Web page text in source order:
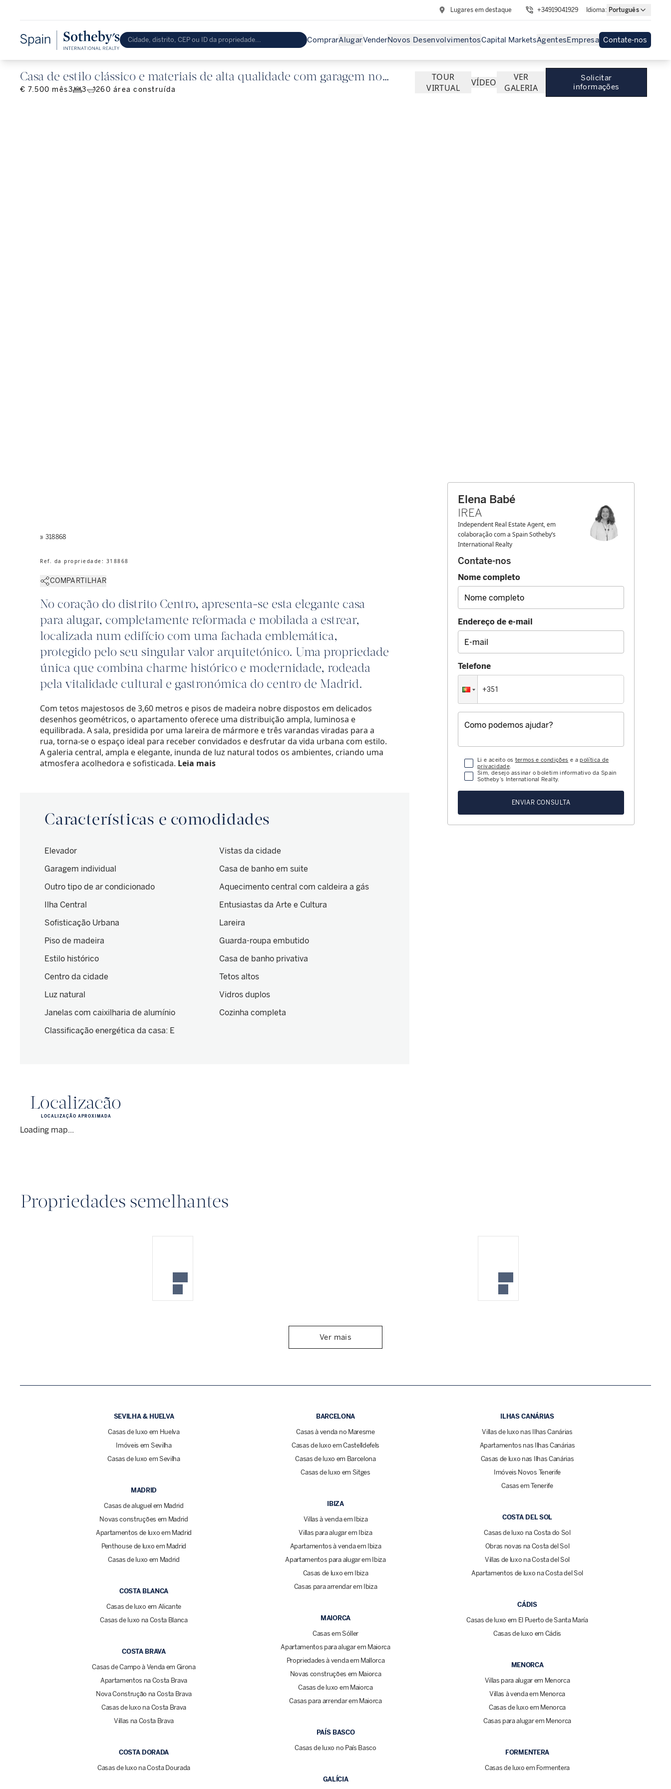
Lugares em destaque +34919041929 Idioma: Português
ComprarAlugarVenderNovos DesenvolvimentosCapital MarketsAgentesEmpresa Contate-nos
Casa de estilo clássico e materiais de alta qualidade com garagem no
Centro.
€ 7.500 mês3 3 260 área construída
TOUR
VIRTUAL
VÍDEO
VER
GALERIA
Solicitar
informações
» 318868
Ref. da propriedade : 318868
COMPARTILHAR
No coração do distrito Centro, apresenta-se esta elegante casa
para alugar, completamente reformada e mobilada a estrear,
localizada num edifício com uma fachada emblemática,
protegido pelo seu singular valor arquitetónico. Uma propriedade
única que combina charme histórico e modernidade, rodeada
pela vitalidade cultural e gastronómica do centro de Madrid.
Com tetos majestosos de 3,60 metros e pisos de madeira nobre dispostos em delicados
desenhos geométricos, o apartamento oferece uma distribuição ampla, luminosa e
equilibrada. A sala, presidida por uma lareira de mármore e três varandas viradas para a
rua, torna-se o espaço ideal para receber convidados e desfrutar da vida urbana com estilo.
A galeria central, ampla e elegante, inunda de luz natural todos os ambientes, criando uma
atmosfera acolhedora e sofisticada. Leia mais
Características e comodidades
Elevador
Vistas da cidade
Garagem individual
Casa de banho em suite
Outro tipo de ar condicionado
Aquecimento central com caldeira a gás
Ilha Central
Entusiastas da Arte e Cultura
Sofisticação Urbana
Lareira
Piso de madeira
Guarda-roupa embutido
Estilo histórico
Casa de banho privativa
Centro da cidade
Tetos altos
Luz natural
Vidros duplos
Janelas com caixilharia de alumínio
Cozinha completa
Classificação energética da casa: E
Localização
Loading map...
LOCALIZAÇÃO APROXIMADA
Elena Babé
IREA
Independent Real Estate Agent, em
colaboração com a Spain Sotheby’s
International Realty
Contate-nos
Nome completo
Endereço de e-mail
Telefone
Li e aceito os termos e condições e apolítica de
privacidade.
Sim, desejo assinar o boletim informativo da Spain
Sotheby’s International Realty.
ENVIAR CONSULTA
Propriedades semelhantes
Ver mais
SEVILHA & HUELVA
Casas de luxo em Huelva
Imóveis em Sevilha
Casas de luxo em Sevilha
MADRID
Casas de aluguel em Madrid
Novas construções em Madrid
Apartamentos de luxo em Madrid
Penthouse de luxo em Madrid
Casas de luxo em Madrid
COSTA BLANCA
Casas de luxo em Alicante
Casas de luxo na Costa Blanca
COSTA BRAVA
Casas de Campo à Venda em Girona
Apartamentos na Costa Brava
Nova Construção na Costa Brava
Casas de luxo na Costa Brava
Villas na Costa Brava
COSTA DORADA
Casas de luxo na Costa Dourada
BARCELONA
Casas à venda no Maresme
Casas de luxo em Castelldefels
Casas de luxo em Barcelona
Casas de luxo em Sitges
IBIZA
Villas à venda em Ibiza
Villas para alugar em Ibiza
Apartamentos à venda em Ibiza
Apartamentos para alugar em Ibiza
Casas de luxo em Ibiza
Casas para arrendar em Ibiza
MAIORCA
Casas em Sóller
Apartamentos para alugar em Maiorca
Propriedades à venda em Mallorca
Novas construções em Maiorca
Casas de luxo em Maiorca
Casas para arrendar em Maiorca
PAÍS BASCO
Casas de luxo no País Basco
GALÍCIA
ILHAS CANÁRIAS
Villas de luxo nas Ilhas Canárias
Apartamentos nas Ilhas Canárias
Casas de luxo nas Ilhas Canárias
Imóveis Novos Tenerife
Casas em Tenerife
COSTA DEL SOL
Casas de luxo na Costa do Sol
Obras novas na Costa del Sol
Villas de luxo na Costa del Sol
Apartamentos de luxo na Costa del Sol
CÁDIS
Casas de luxo em El Puerto de Santa María
Casas de luxo em Cádis
MENORCA
Villas para alugar em Menorca
Villas à venda em Menorca
Casas de luxo em Menorca
Casas para alugar em Menorca
FORMENTERA
Casas de luxo em Formentera